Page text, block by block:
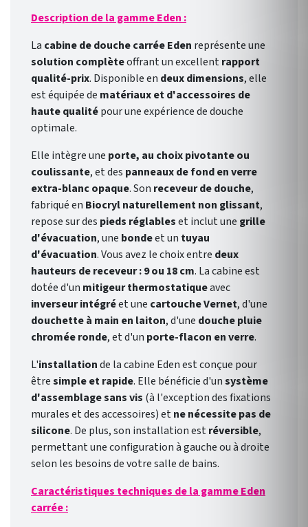
Description de la gamme Eden :
La cabine de douche carrée Eden représente une
solution complèteoffrant un excellent rapport
qualité-prix. Disponible en deux dimensions, elle
est équipée de matériaux et d'accessoires de
haute qualitépour une expérience de douche
optimale.
Elle intègre une porte, au choix pivotante ou
coulissante, et des panneaux de fond en verre
extra-blanc opaque. Son receveur de douche,
fabriqué en Biocryl naturellement non glissant,
repose sur des pieds réglableset inclut une grille
d'évacuation, une bondeet un tuyau
d'évacuation. Vous avez le choix entre deux
hauteurs de receveur : 9 ou 18 cm. La cabine est
dotée d'un mitigeur thermostatiqueavec
inverseur intégréet une cartouche Vernet, d'une
douchette à main en laiton, d'une douche pluie
chromée ronde, et d'un porte-flacon en verre.
L'installationde la cabine Eden est conçue pour
êtresimple et rapide. Elle bénéficie d'unsystème
d'assemblage sans vis (à l'exception des fixations
murales et des accessoires) etne nécessite pas de
silicone. De plus, son installation estréversible,
permettant une configuration à gauche ou à droite
selon les besoins de votre salle de bains.
Caractéristiques techniques de la gamme Eden
carrée :